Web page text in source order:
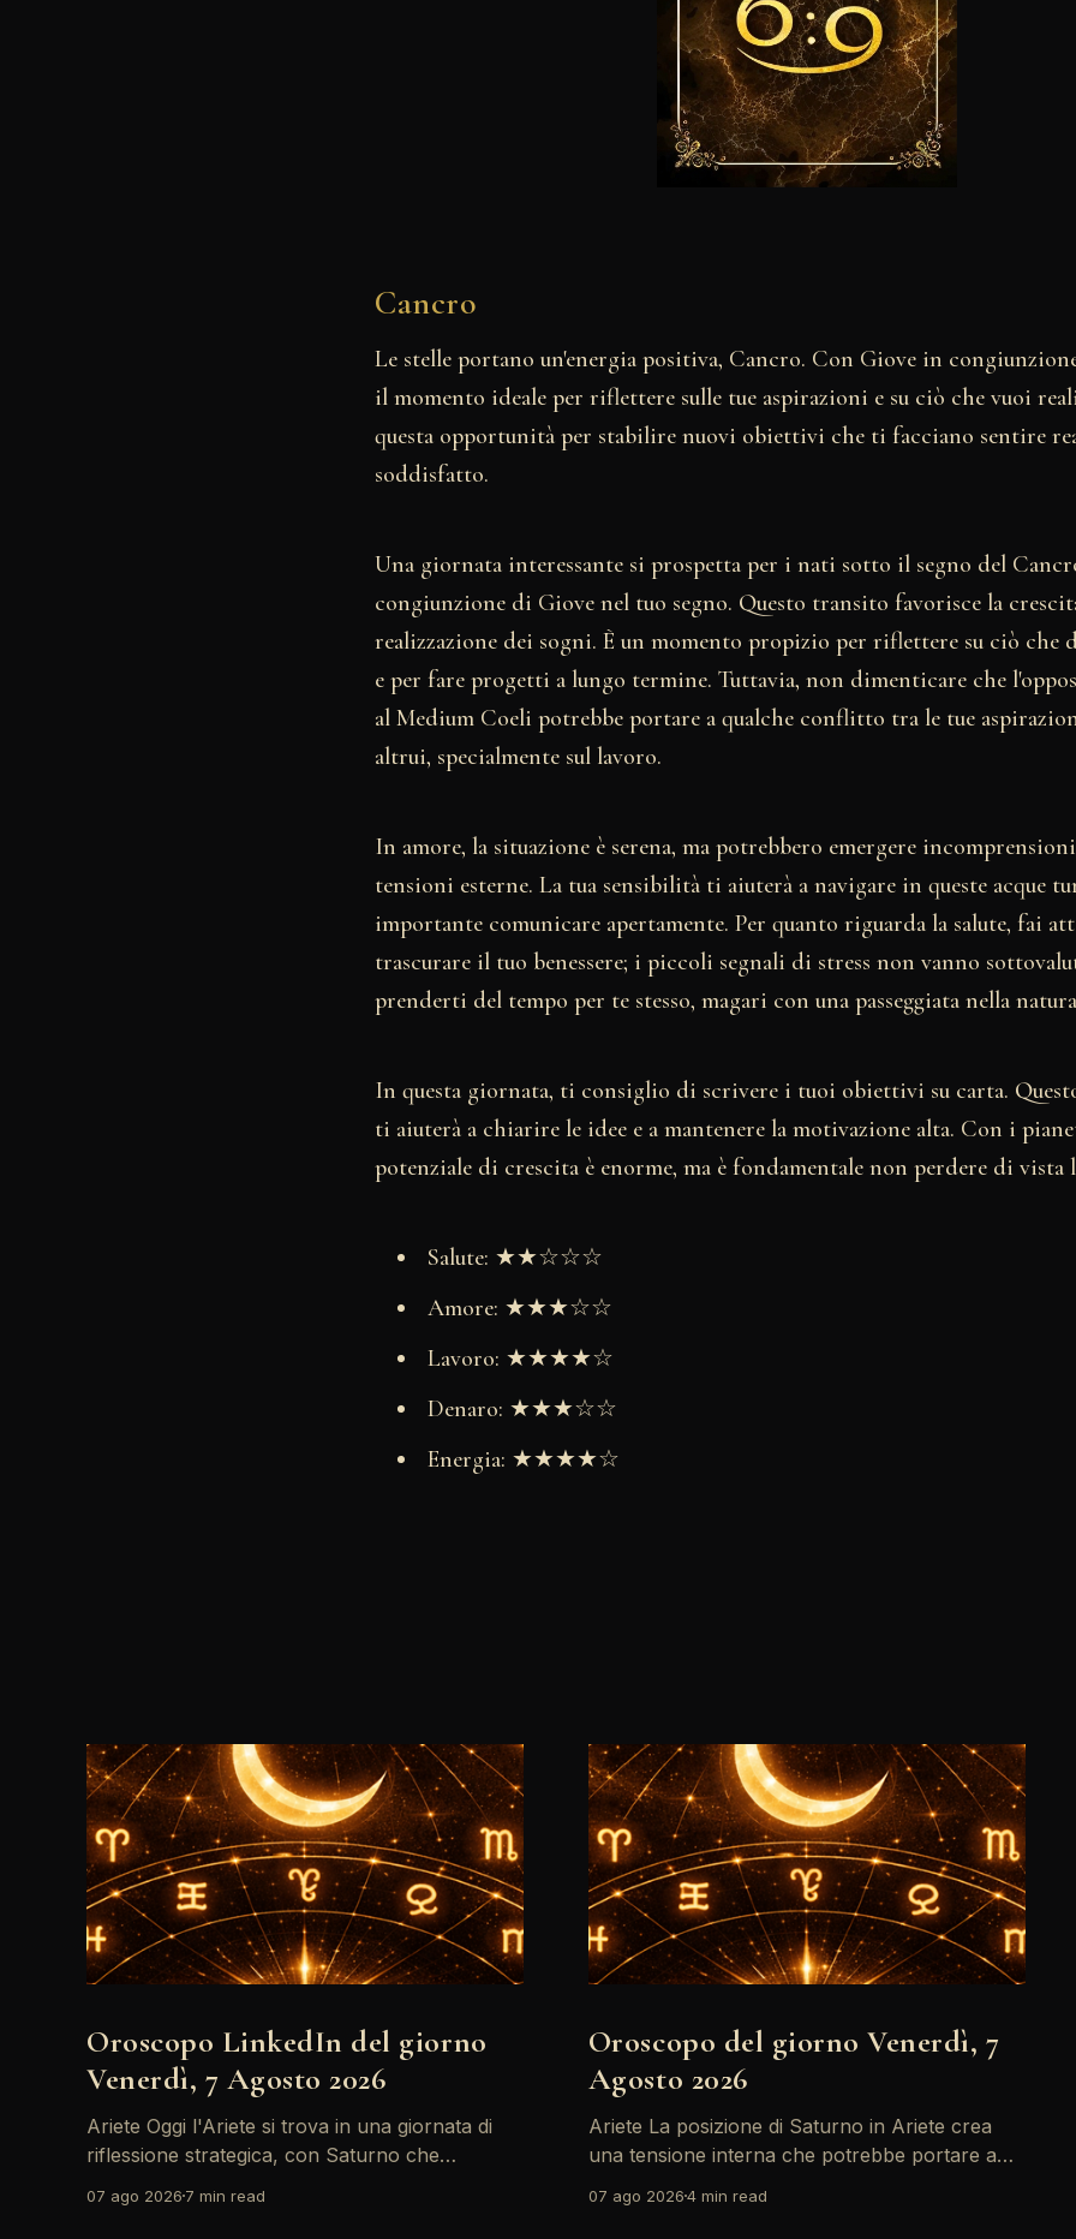
Cancro
Le stelle portano un'energia positiva, Cancro. Con Giove in
il momento ideale per riflettere sulle tue aspirazioni e su ciò che vuoi
questa opportunità per stabilire nuovi obiettivi che ti facciano sentire
soddisfatto.
Una giornata interessante si prospetta per i nati sotto il segno del
congiunzione di Giove nel tuo segno. Questo transito favorisce la
realizzazione dei sogni. È un momento propizio per riflettere su ciò che
e per fare progetti a lungo termine. Tuttavia, non dimenticare che
al Medium Coeli potrebbe portare a qualche conflitto tra le tue
altrui, specialmente sul lavoro.
In amore, la situazione è serena, ma potrebbero emergere
tensioni esterne. La tua sensibilità ti aiuterà a navigare in queste acque
importante comunicare apertamente. Per quanto riguarda la salute, fai
trascurare il tuo benessere; i piccoli segnali di stress non vanno
prenderti del tempo per te stesso, magari con una passeggiata nella
In questa giornata, ti consiglio di scrivere i tuoi obiettivi su carta.
ti aiuterà a chiarire le idee e a mantenere la motivazione alta. Con i
potenziale di crescita è enorme, ma è fondamentale non perdere di vista
Salute: ★★☆☆☆
Amore: ★★★☆☆
Lavoro: ★★★★☆
Denaro: ★★★☆☆
Energia: ★★★★☆
Oroscopo LinkedIn del giorno
Venerdì, 7 Agosto 2026
Ariete Oggi l'Ariete si trova in una giornata di
riflessione strategica, con Saturno che
momento di riconsiderare il tuo personal brand
07 ago 2026 7 min read
Oroscopo del giorno Venerdì, 7
Agosto 2026
Ariete La posizione di Saturno in Ariete crea
una tensione interna che potrebbe portare a
le paure e le insicurezze, soprattutto in ambito
07 ago 20264 min read